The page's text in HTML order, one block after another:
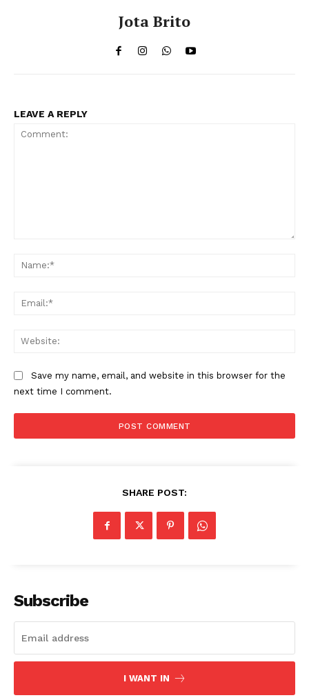
Jota Brito
LEAVE A REPLY
Save my name, email, and website in this browser for the
next time I comment.
SHARE POST:
Subscribe
I WANT IN